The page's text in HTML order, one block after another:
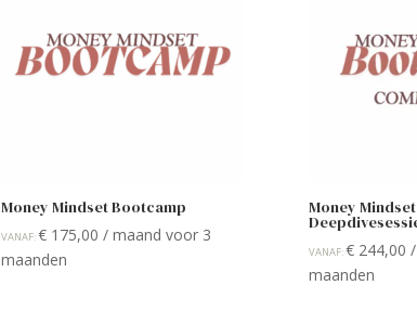
Money Mindset Bootcamp
VANAF:€175,00 / maand voor 3
maanden
Money
VANAF:€244,00
maanden